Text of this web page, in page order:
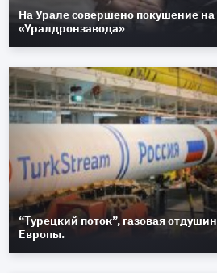
На Урале совершено покушение
«Уралдронзавода»
“Турецкий поток”, газовая
Европы.